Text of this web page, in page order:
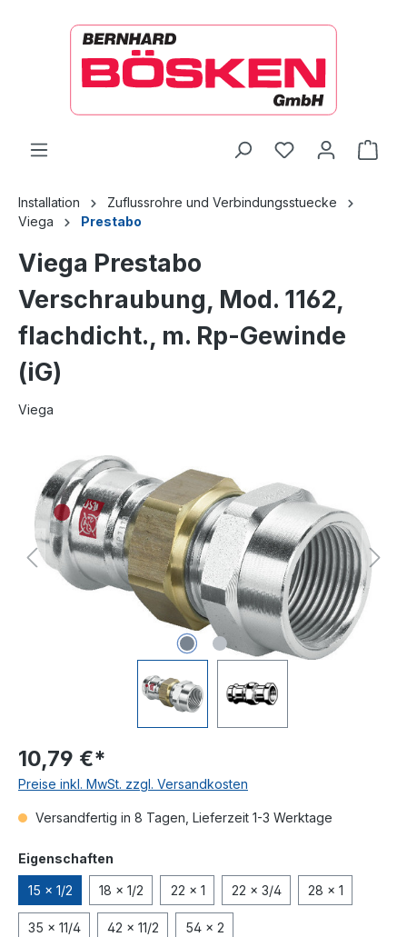
Installation
Zuflussrohre und Verbindungsstuecke
Viega
Prestabo
Viega Prestabo
Verschraubung, Mod. 1162,
flachdicht., m. Rp-Gewinde
(iG)
Viega
Bildergalerie überspringen
10,79 €*
Preise inkl. MwSt. zzgl. Versandkosten
Versandfertig in 8 Tagen, Lieferzeit 1-3 Werktage
Eigenschaften
15 x 1/2 18 x 1/2 22 x 1 22 x 3/4 28 x 1
35 x 11/4 42 x 11/2 54 x 2